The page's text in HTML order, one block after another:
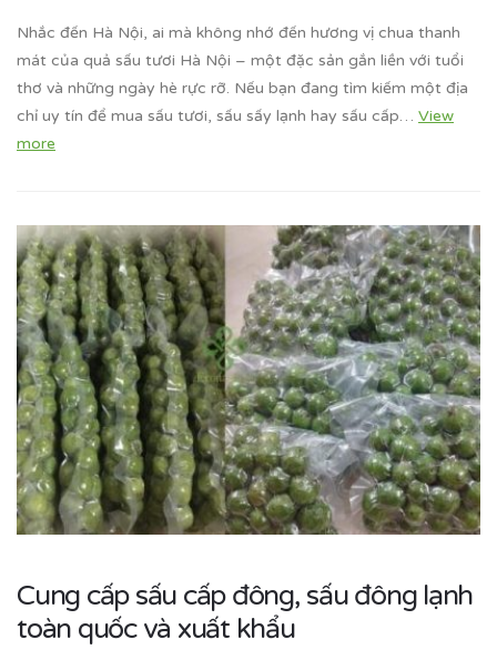
Nhắc đến Hà Nội, ai mà không nhớ đến hương vị chua thanh
mát của quả sấu tươi Hà Nội – một đặc sản gắn liền với tuổi
thơ và những ngày hè rực rỡ. Nếu bạn đang tìm kiếm một địa
chỉ uy tín để mua sấu tươi, sấu sấy lạnh hay sấu cấp… View
more
Cung cấp sấu cấp đông, sấu đông lạnh
toàn quốc và xuất khẩu